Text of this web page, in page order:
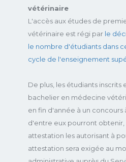
vétérinaire
L'accès aux études de
vétérinaire est régi par le
le nombre d'étudiants dans
cycle de l'enseignement
De plus, les étudiants inscrits
bachelier en médecine
en fin d'année à un concours
d'entre eux pourront obtenir,
attestation les autorisant à
attestation sera exigée au